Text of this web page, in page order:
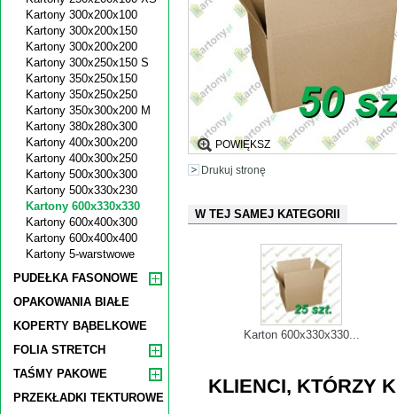
Kartony 300x200x100
Kartony 300x200x150
Kartony 300x200x200
Kartony 300x250x150 S
Kartony 350x250x150
Kartony 350x250x250
Kartony 350x300x200 M
Kartony 380x280x300
Kartony 400x300x200
Kartony 400x300x250
Kartony 500x300x300
Kartony 500x330x230
Kartony 600x330x330
Kartony 600x400x300
Kartony 600x400x400
Kartony 5-warstwowe
PUDEŁKA FASONOWE
OPAKOWANIA BIAŁE
KOPERTY BĄBELKOWE
FOLIA STRETCH
TAŚMY PAKOWE
PRZEKŁADKI TEKTUROWE
POWIĘKSZ
Drukuj stronę
W TEJ SAMEJ KATEGORII
Karton 600x330x330...
KLIENCI, KTÓRZY